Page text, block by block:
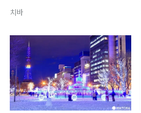
치바